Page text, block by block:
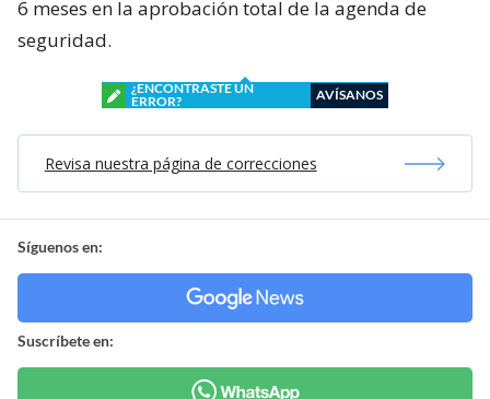
6 meses en la aprobación total de la agenda de
seguridad.
¿ENCONTRASTE UN
ERROR?
AVÍSANOS
Revisa nuestra página de correcciones
Síguenos en:
Suscríbete en: